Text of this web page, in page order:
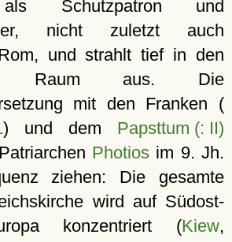
Schutzpatron und
nicht zuletzt auch
und strahlt tief in den
Raum aus. Die
mit den Franken (
) und dem Papsttum (: II)
Photiosim 9. Jh.
ziehen: Die gesamte
wird auf Südost-
konzentriert (Kiew,